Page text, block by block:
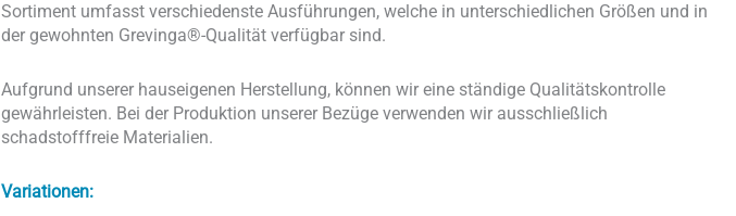
Sortiment umfasst verschiedenste Ausführungen, welche in unterschiedlichen Größen und in
der gewohnten Grevinga®-Qualität verfügbar sind.
Aufgrund unserer hauseigenen Herstellung, können wir eine ständige Qualitätskontrolle
gewährleisten. Bei der Produktion unserer Bezüge verwenden wir ausschließlich
schadstofffreie Materialien.
Variationen: